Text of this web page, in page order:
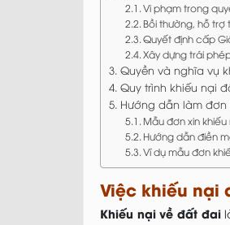
Vi phạm trong
Bồi thường, hỗ
Quyết định cấp
Xây dựng trái
Quyền và nghĩa vụ
Quy trình khiếu nại
Hướng dẫn làm
Mẫu đơn xin
Hướng dẫn điền
Ví dụ mẫu đơn
Việc khiếu nại
Khiếu nại về đất đai